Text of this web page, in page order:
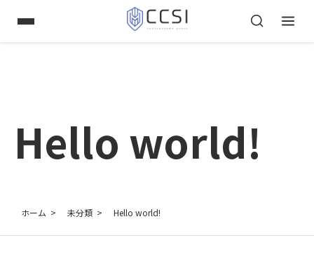
Hello world!
ホーム 未分類 Hello world!